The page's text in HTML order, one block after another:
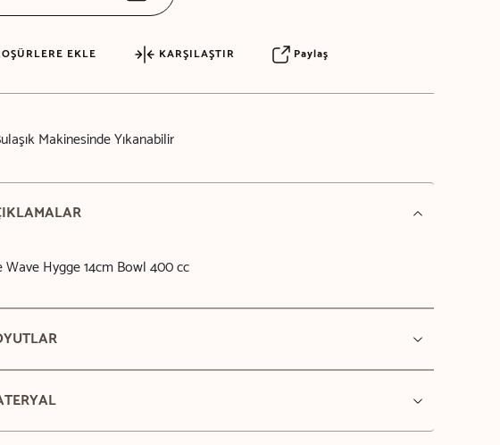
EKLE KARŞILAŞTIR Paylaş
Makinesinde Yıkanabilir
Wave Hygge 14cm Bowl 400 cc